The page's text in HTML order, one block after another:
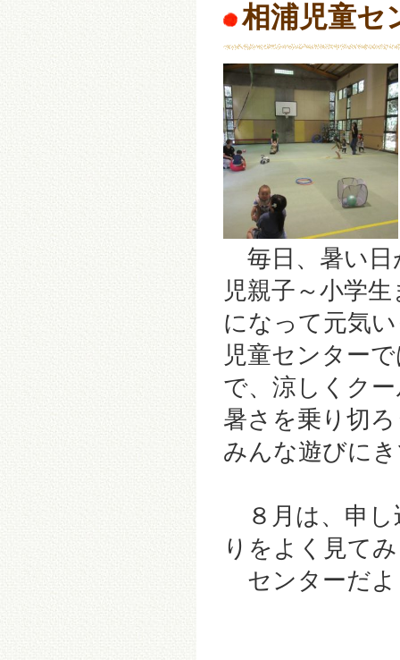
相浦児童
毎日、暑い日
児親子～小学
になって元気
児童センター
で、涼しくク
暑さを乗り切
みんな遊びに
８月は、申し
りをよく見て
センターだ